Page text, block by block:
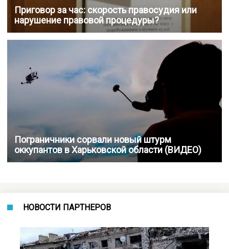
Приговор за час: скорость правосудия или
нарушение правовой процедуры?
Пограничники сорвали новый штурм
оккупантов в Харьковской области (ВИДЕО)
НОВОСТИ ПАРТНЕРОВ